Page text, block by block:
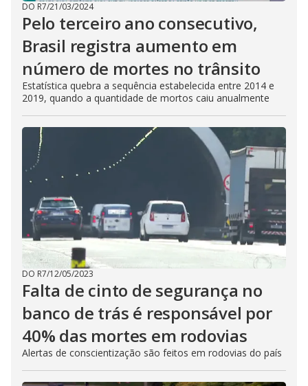
DO R7/21/03/2024
Pelo terceiro ano consecutivo,
Brasil registra aumento em
número de mortes no trânsito
Estatística quebra a sequência estabelecida entre 2014 e
2019, quando a quantidade de mortos caiu anualmente
DO R7/12/05/2023
Falta de cinto de segurança no
banco de trás é responsável por
40% das mortes em rodovias
Alertas de conscientização são feitos em rodovias do país